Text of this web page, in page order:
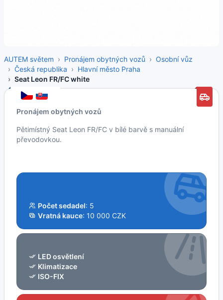
AUTEM světem Pronájem obytných vozů
Osobní vůz
Česká republika
Hlavní město Praha
Seat Leon FR/FC white
Pronájem obytných vozů
Pětimístný Seat Leon FR/FC v bílé barvě s manuální
převodovkou.
Počet sedadel: 5
Vratná kauce: 10 000 CZK
LED osvětlení
Klimatizace
ISO-FIX